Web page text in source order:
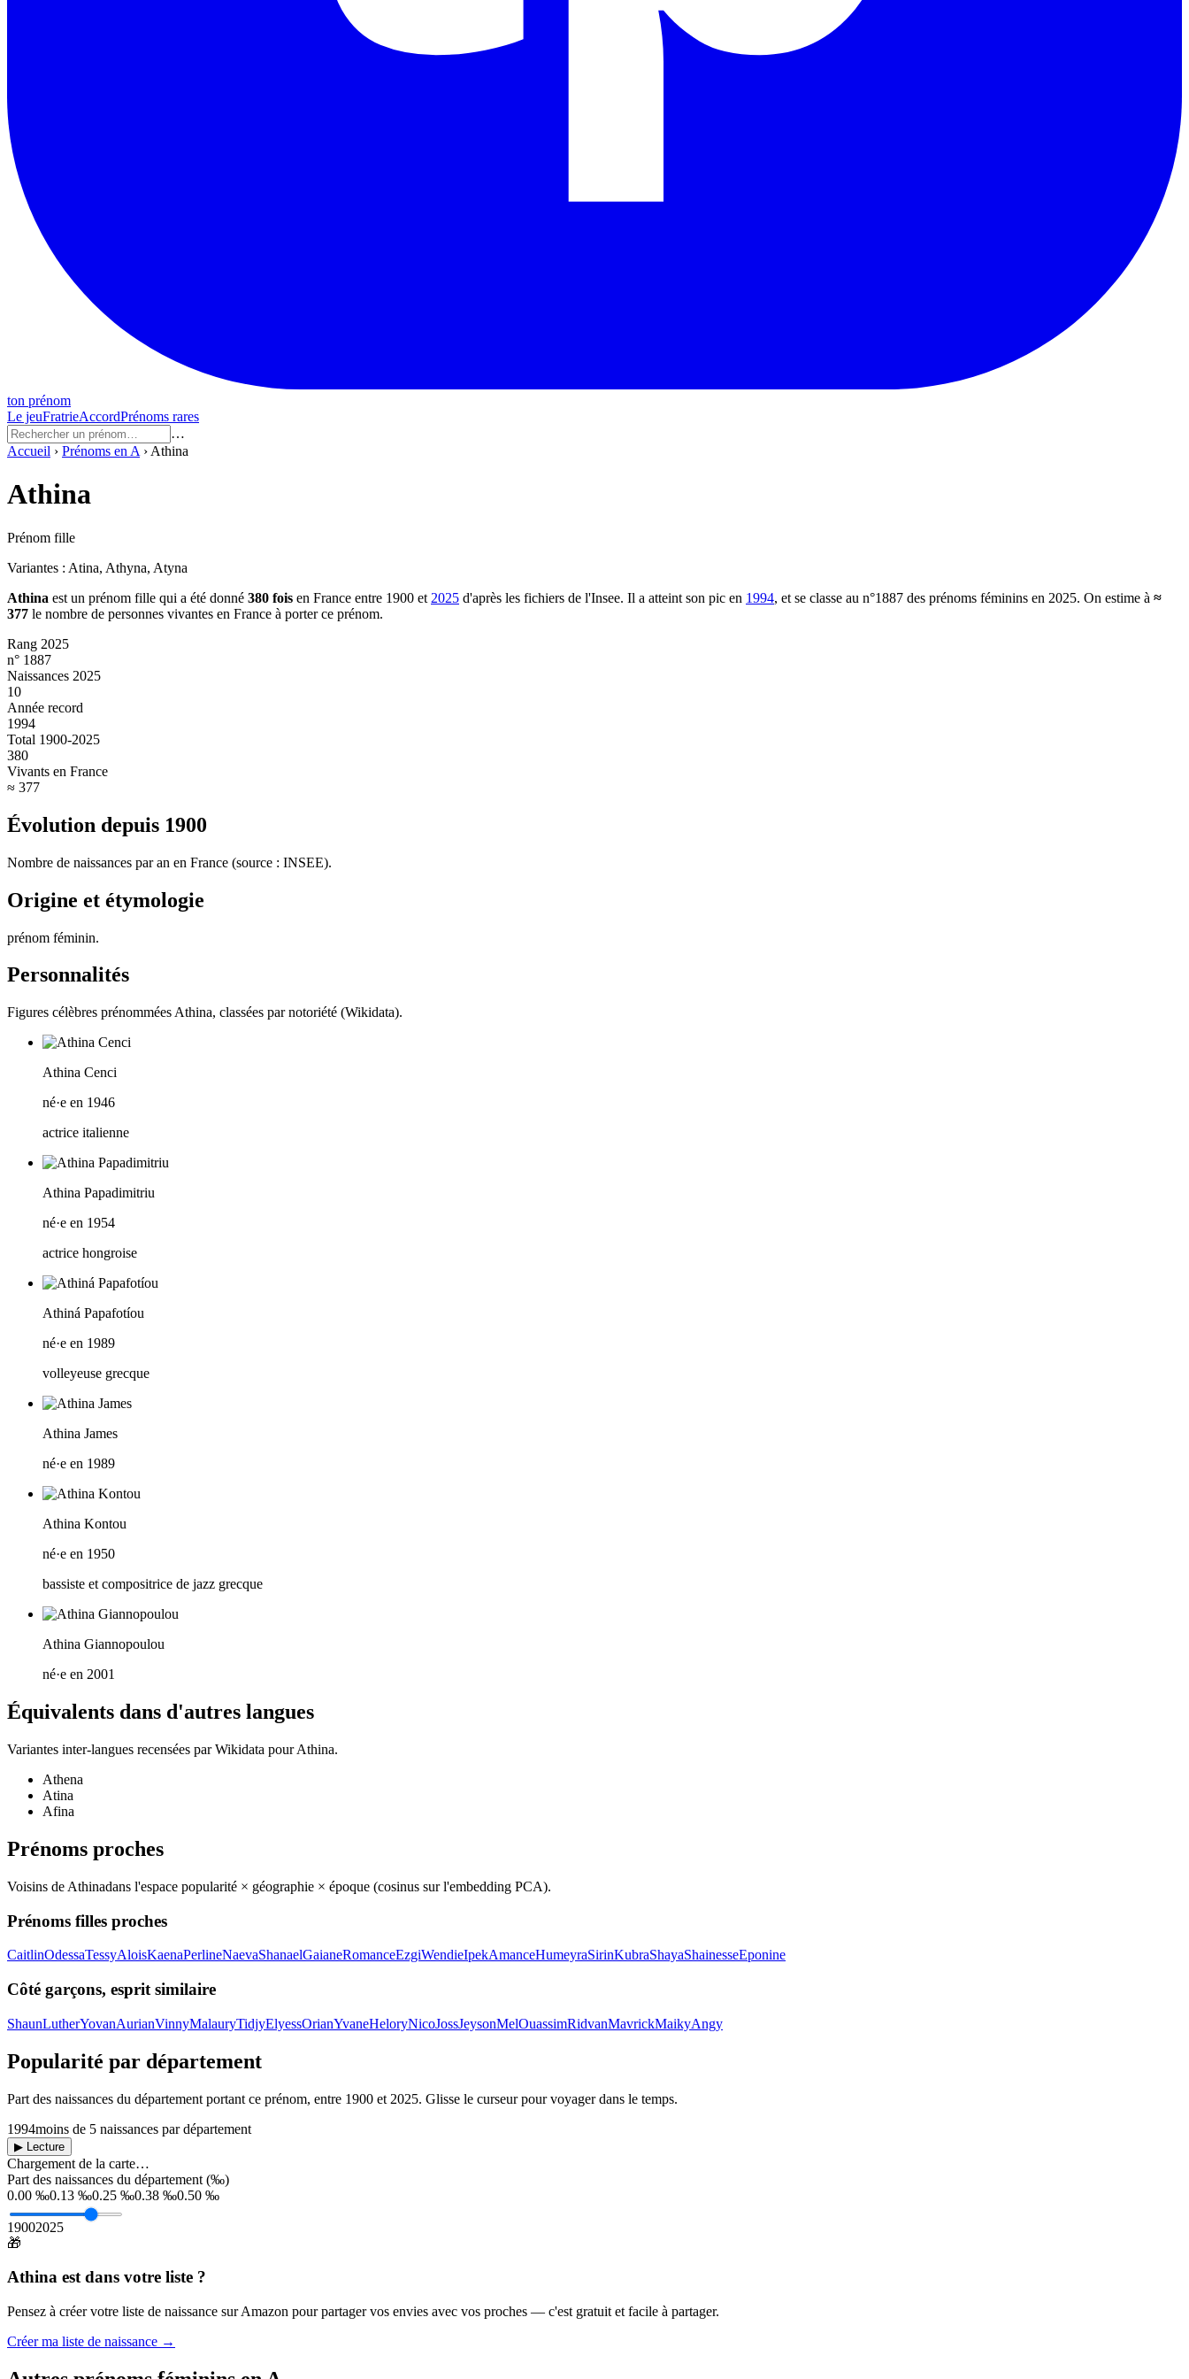
ton prénom
Le jeuFratrieAccordPrénoms rares
…
Accueil › Prénoms en A › Athina
Athina
Prénom fille
Variantes : Atina, Athyna, Atyna
Athina est un prénom fille qui a été donné 380 fois en France entre 1900 et 2025 d'après les fichiers de l'Insee. Il a atteint son pic en 1994, et se classe au n°1887 des prénoms féminins en 2025. On estime à ≈
377 le nombre de personnes vivantes en France à porter ce prénom.
Rang 2025
n° 1887
Naissances 2025
10
Année record
1994
Total 1900-2025
380
Vivants en France
≈ 377
Évolution depuis 1900
Nombre de naissances par an en France (source : INSEE).
Origine et étymologie
prénom féminin.
Personnalités
Figures célèbres prénommées Athina, classées par notoriété (Wikidata).
Athina Cenci
né·e en 1946
actrice italienne
Athina Papadimitriu
né·e en 1954
actrice hongroise
Athiná Papafotíou
né·e en 1989
volleyeuse grecque
Athina James
né·e en 1989
Athina Kontou
né·e en 1950
bassiste et compositrice de jazz grecque
Athina Giannopoulou
né·e en 2001
Équivalents dans d'autres langues
Variantes inter-langues recensées par Wikidata pourAthina.
Athena
Atina
Afina
Prénoms proches
Voisins de Athinadans l'espace popularité × géographie × époque (cosinus sur l'embedding PCA).
Prénoms filles proches
CaitlinOdessaTessyAloisKaenaPerlineNaevaShanaelGaianeRomanceEzgiWendieIpekAmanceHumeyraSirinKubraShayaShainesseEponine
Côté garçons, esprit similaire
ShaunLutherYovanAurianVinnyMalauryTidjyElyessOrianYvaneHeloryNicoJossJeysonMelOuassimRidvanMavrickMaikyAngy
Popularité par département
Part des naissances du département portant ce prénom, entre 1900 et 2025. Glisse le curseur pour voyager dans le temps.
1994moins de 5 naissances par département
▶ Lecture
Chargement de la carte…
Part des naissances du département (‰)
0.00 ‰0.13 ‰0.25 ‰0.38 ‰0.50 ‰
19002025
🎁
Athina est dans votre liste ?
Pensez à créer votre liste de naissance sur Amazon pour partager vos envies avec vos proches — c'est gratuit et facile à partager.
Créer ma liste de naissance →